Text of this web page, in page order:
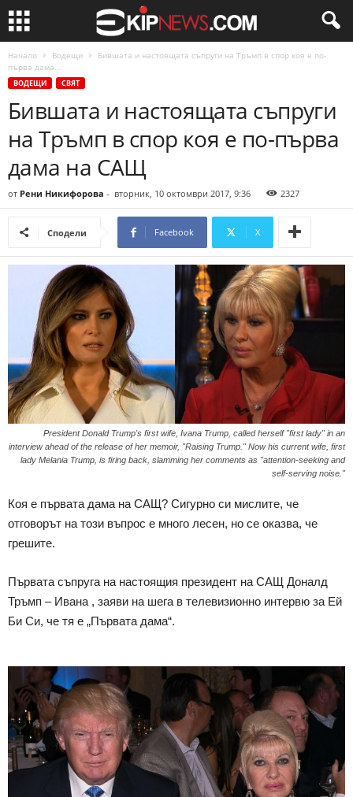
Начало Водещи
Бившата и настоящата съпруги на Тръмп в спор коя е по-
първа дама...
ВОДЕЩИ СВЯТ
Бившата и настоящата съпруги
на Тръмп в спор коя е по-първа
дама на САЩ
от Рени Никифорова - вторник, 10 октомври 2017, 9:36 2327
Сподели Facebook X
President Donald Trump's first wife, Ivana Trump, called herself "first lady" in an
interview ahead of the release of her memoir, "Raising Trump." Now his current wife, first
lady Melania Trump, is firing back, slamming her comments as "attention-seeking and
self-serving noise."
Коя е първата дама на САЩ? Сигурно си мислите, че
отговорът на този въпрос е много лесен, но се оказва, че
грешите.
Първата съпруга на настоящия президент на САЩ Доналд
Тръмп – Ивана , заяви на шега в телевизионно интервю за Ей
Би Си, че тя е „Първата дама“.